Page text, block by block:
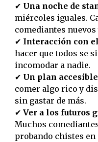
✔ Una noche de
miércoles iguales.
comediantes
✔ Interacción con
hacer que todos se
incomodar a nadie.
✔ Un plan
comer algo rico y
sin gastar de más.
✔ Ver a los futuros
Muchos
probando chistes en